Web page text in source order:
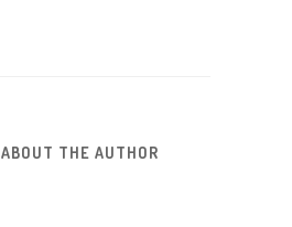
ABOUT THE AUTHOR